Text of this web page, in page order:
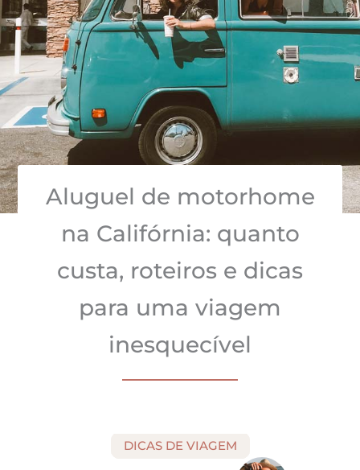
Aluguel de motorhome
na Califórnia: quanto
custa, roteiros e dicas
para uma viagem
inesquecível
DICAS DE VIAGEM